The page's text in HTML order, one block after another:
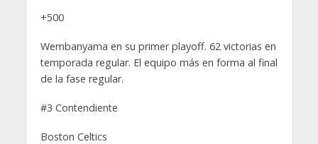
+500
Wembanyama en su primer playoff. 62 victorias en
temporada regular. El equipo más en forma al final
de la fase regular.
#3 Contendiente
Boston Celtics